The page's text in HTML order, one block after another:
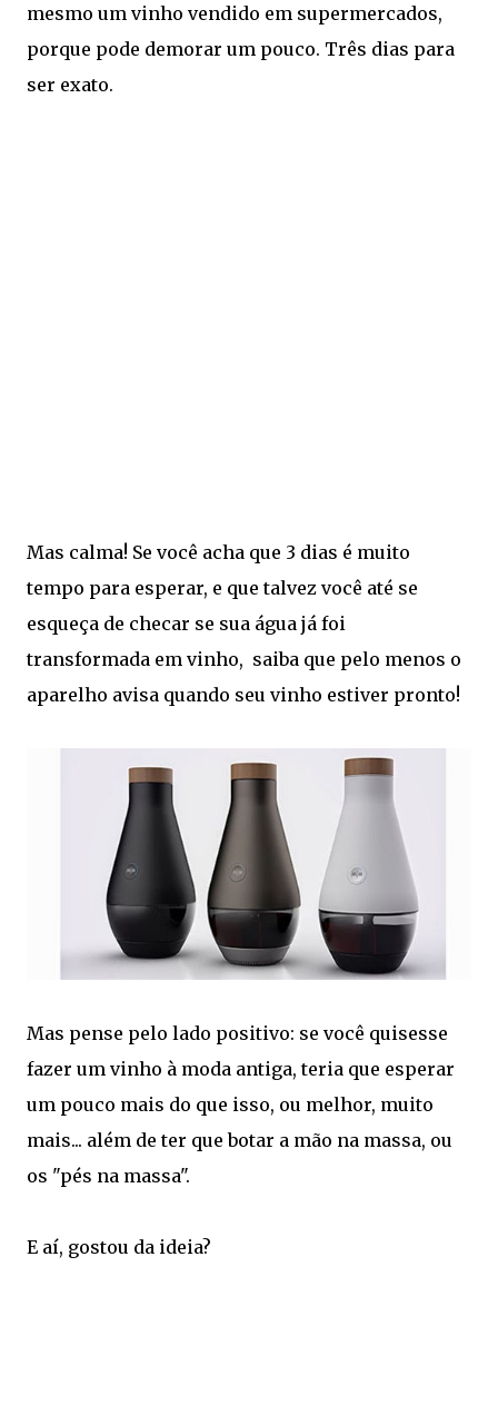
mesmo um vinho vendido em supermercados,
porque pode demorar um pouco. Três dias para
ser exato.
Mas calma! Se você acha que 3 dias é muito
tempo para esperar, e que talvez você até se
esqueça de checar se sua água já foi
transformada em vinho, saiba que pelo menos o
aparelho avisa quando seu vinho estiver pronto!
Mas pense pelo lado positivo: se você quisesse
fazer um vinho à moda antiga, teria que esperar
um pouco mais do que isso, ou melhor, muito
mais... além de ter que botar a mão na massa, ou
os "pés na massa".
E aí, gostou da ideia?